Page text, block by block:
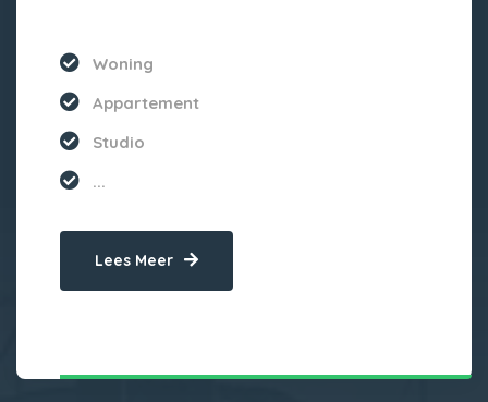
Woning
Appartement
Studio
...
Lees Meer